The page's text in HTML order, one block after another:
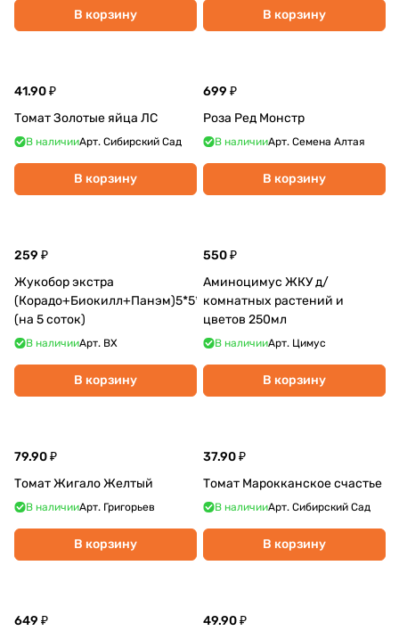
В корзину В корзину
41.90 ₽
Томат Золотые яйца ЛС
В наличииАрт. Сибирский Сад
В корзину
699 ₽
Роза Ред Монстр
В наличииАрт. Семена Алтая
В корзину
259 ₽
Жукобор экстра
(Корадо+Биокилл+Панэм)5*5*5
(на 5 соток)
В наличииАрт. ВХ
В корзину
550 ₽
Аминоцимус ЖКУ д/
комнатных растений и
цветов 250мл
В наличииАрт. Цимус
В корзину
79.90 ₽
Томат Жигало Желтый
В наличииАрт. Григорьев
В корзину
37.90 ₽
Томат Марокканское счастье
В наличииАрт. Сибирский Сад
В корзину
649 ₽
49.90 ₽